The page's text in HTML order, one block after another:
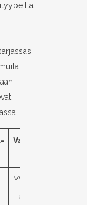
Vaisto-
YV, NV,
50V,